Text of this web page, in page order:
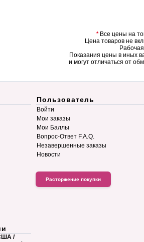
*Все цены на
Цена товаров не
Показания цены в иных
и могут отличаться от
/
Пользователь
Войти
Мои заказы
Мои Баллы
Вопрос-Ответ F.A.Q.
Незавершенные заказы
Новости
Расторжение покупки